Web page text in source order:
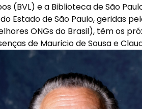
(BVL) e a Biblioteca de São
Estado de São Paulo, geridas
ONGs do Brasil), têm os
de Mauricio de Sousa e